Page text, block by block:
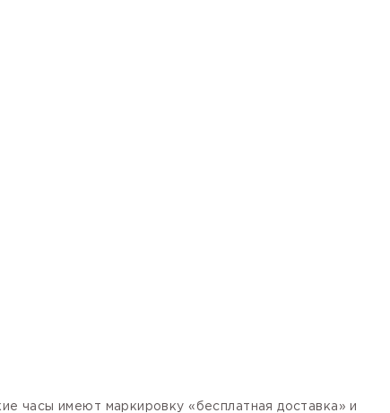
часы имеют маркировку «бесплатная доставка» и